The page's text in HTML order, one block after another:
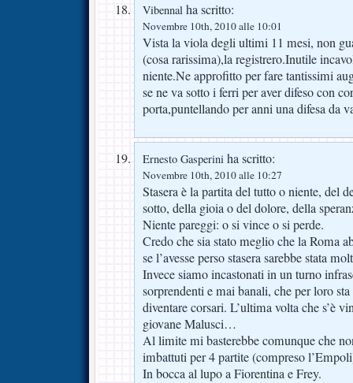
Vibennal ha scritto:
Novembre 10th, 2010 alle 10:01
Vista la viola degli ultimi 11 mesi, non
(cosa rarissima),la registrero.Inutile
niente.Ne approfitto per fare tantissimi
se ne va sotto i ferri per aver difeso con
porta,puntellando per anni una difesa da
Ernesto Gasperini ha scritto:
Novembre 10th, 2010 alle 10:27
Stasera è la partita del tutto o niente, del
sotto, della gioia o del dolore, della
Niente pareggi: o si vince o si perde.
Credo che sia stato meglio che la Roma
se l’avesse perso stasera sarebbe stata
Invece siamo incastonati in un turno
sorprendenti e mai banali, che per loro
diventare corsari. L’ultima volta che s’è
giovane Malusci…
Al limite mi basterebbe comunque che
imbattuti per 4 partite (compreso
In bocca al lupo a Fiorentina e Frey.